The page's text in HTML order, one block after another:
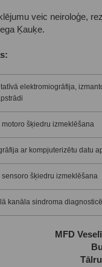
veic neiroloģe,
Ķauķe.
elektromiogrāfija,
motoro šķiedru izmeklēšana
ar kompjuterizētu datu
sensoro šķiedru izmeklēšana
kanāla sindroma
MFD